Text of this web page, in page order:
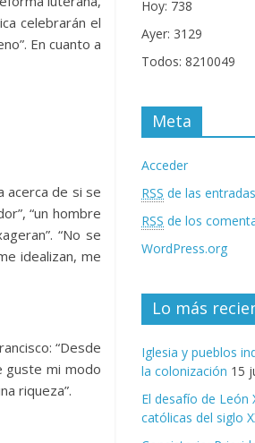
celebrarán el
En cuanto a
acerca de si se
“un hombre
“No se
idealizan, me
“Desde
guste mi modo
riqueza”.
Hoy: 738
Ayer: 3129
Todos: 8210049
Meta
Acceder
RSS de las entradas
RSS de los
WordPress.org
Lo más
Iglesia y pueblos
la colonización 15
El desafío de León
católicas del siglo